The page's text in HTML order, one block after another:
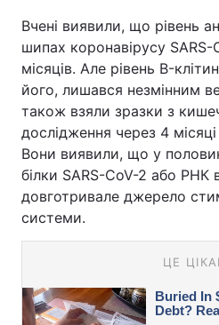
Вчені виявили, що рівень
шипах коронавірусу SARS-
місяців. Але рівень B-
його, лишався незмінним
також взяли зразки з
дослідження через 4
Вони виявили, що у
білки SARS-CoV-2 або РНК
довготривале джерело
системи.